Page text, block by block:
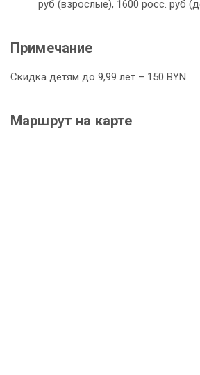
руб (взрослые), 1600 росс. руб
Примечание
Скидка детям до 9,99 лет – 150 BYN.
Маршрут на карте